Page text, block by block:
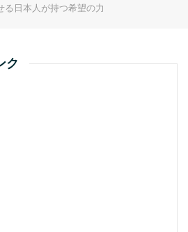
る日本人が持つ希望の力
ク